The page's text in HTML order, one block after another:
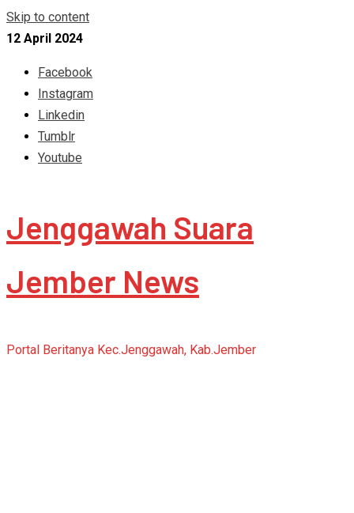
Skip to content
12 April 2024
Facebook
Instagram
Linkedin
Tumblr
Youtube
Jenggawah Suara
Jember News
Portal Beritanya Kec.Jenggawah, Kab.Jember